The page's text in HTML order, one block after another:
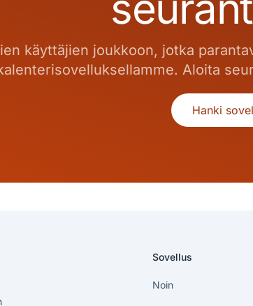
käyttäjien joukkoon, jotka
Aloita
Hanki
Sovellus
Noin